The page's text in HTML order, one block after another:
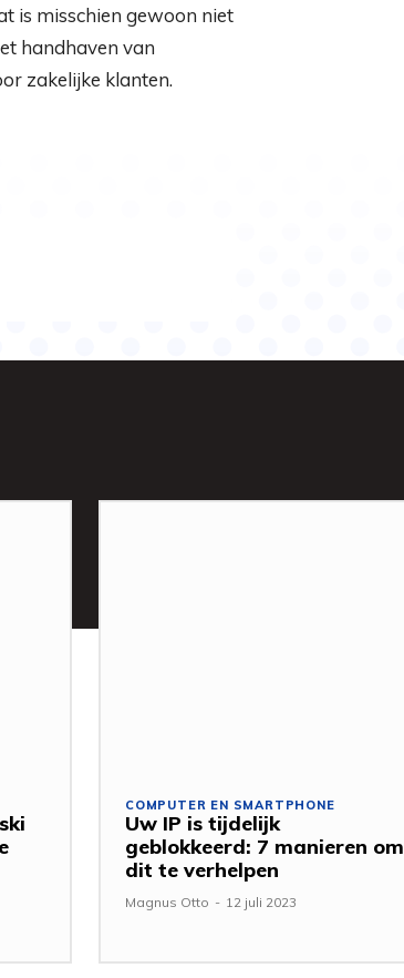
is misschien gewoon niet
handhaven van
zakelijke klanten.
COMPUTER EN SMARTPHONE
Uw IP is tijdelijk
geblokkeerd: 7 manieren om
dit te verhelpen
Magnus Otto - 12 juli 2023